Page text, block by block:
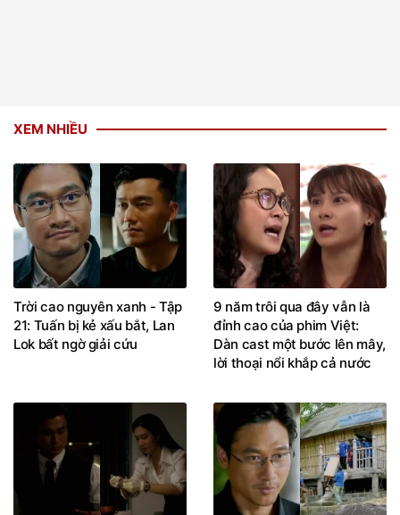
XEM NHIỀU
Trời cao nguyên xanh - Tập
21: Tuấn bị kẻ xấu bắt, Lan
Lok bất ngờ giải cứu
9 năm trôi qua đây vẫn là
đỉnh cao của phim Việt:
Dàn cast một bước lên mây,
lời thoại nổi khắp cả nước